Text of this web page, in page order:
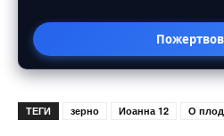
ТЕГИ зерно Иоанна 12 О